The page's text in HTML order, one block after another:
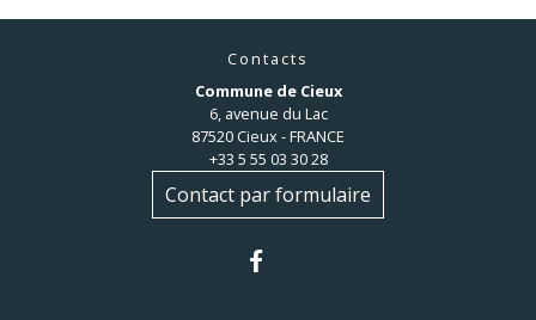
Contacts
Commune de Cieux
6, avenue du Lac
87520 Cieux - FRANCE
+33 5 55 03 30 28
Contact par formulaire